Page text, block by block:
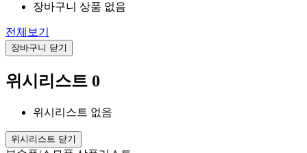
장바구니 상품 없음
전체보기
장바구니 닫기
위시리스트 0
위시리스트 없음
위시리스트 닫기